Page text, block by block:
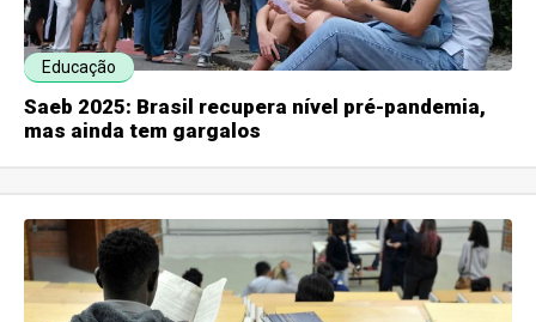
Educação
Saeb 2025: Brasil recupera nível pré-pandemia,
mas ainda tem gargalos